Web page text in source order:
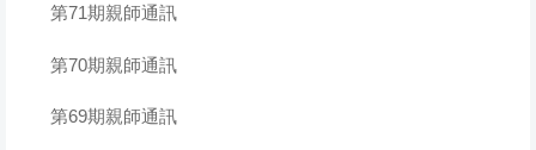
第71期親師通訊
第70期親師通訊
第69期親師通訊